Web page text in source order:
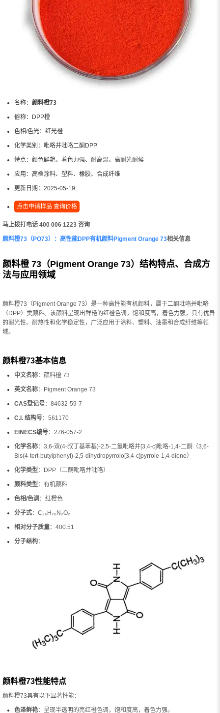
名称： 颜料橙73
俗称： DPP橙
色相/色光： 红光橙
化学类别： 吡咯并吡咯二酮DPP
特点： 颜色鲜艳、着色力强、耐高温、高耐光耐候
应用： 高档涂料、塑料、橡胶、合成纤维
更新日期： 2025-05-19
点击申请样品 查询价格
马上拨打电话 400 006 1223 咨询
颜料橙73（PO73）：高性能DPP有机颜料Pigment Orange 73相关信息
颜料橙 73（Pigment Orange 73）结构特点、合成方
法与应用领域
颜料橙73（Pigment Orange 73）是一种高性能有机颜料，属于二酮吡咯并吡咯
（DPP）类颜料。该颜料呈现出鲜艳的红橙色调，饱和度高，着色力强，具有优异
的耐光性、耐热性和化学稳定性，广泛应用于涂料、塑料、油墨和合成纤维等领
域。
颜料橙73基本信息
中文名称：颜料橙 73
英文名称：Pigment Orange 73
CAS登记号：84632-59-7
C.I. 结构号：561170
EINECS编号：276-057-2
化学名称：3,6-双(4-叔丁基苯基)-2,5-二氢吡咯并[3,4-c]吡咯-1,4-二酮（3,6-
Bis(4-tert-butylphenyl)-2,5-dihydropyrrolo[3,4-c]pyrrole-1,4-dione）
化学类型：DPP（二酮吡咯并吡咯）
颜料类型：有机颜料
色相/色调 ：红橙色
分子式：C₂₆H₂₈N₂O₂
相对分子质量：400.51
分子结构：
颜料橙73性能特点
颜料橙73具有以下显著性能：
色泽鲜艳：呈现半透明的亮红橙色调，饱和度高，着色力强。